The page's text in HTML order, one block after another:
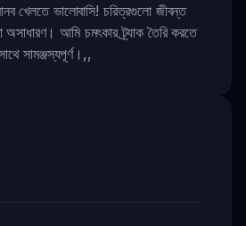
খেলতে ভালোবাসি! চরিত্রগুলো জীবন্ত
আমি চমৎকার ট্র্যাক তৈরি করতে
সামঞ্জস্যপূর্ণ। ,,